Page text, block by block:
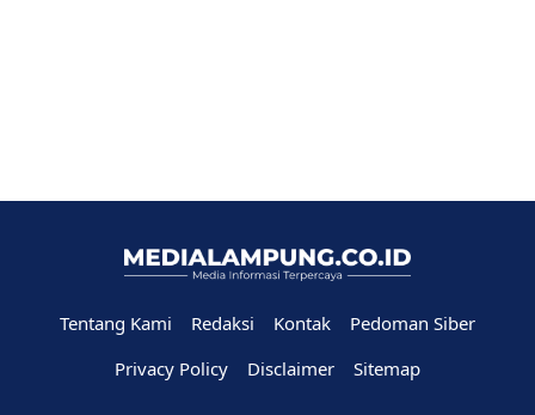
Tentang Kami Redaksi Kontak
Pedoman Siber
Privacy Policy
Disclaimer Sitemap